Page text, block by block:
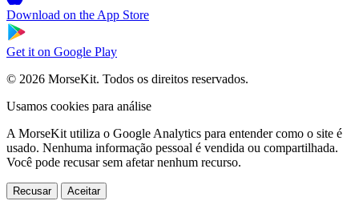
Download on the App Store
Get it on Google Play
© 2026 MorseKit. Todos os direitos reservados.
Usamos cookies para análise
A MorseKit utiliza o Google Analytics para entender como o site é
usado. Nenhuma informação pessoal é vendida ou compartilhada.
Você pode recusar sem afetar nenhum recurso.
Recusar Aceitar